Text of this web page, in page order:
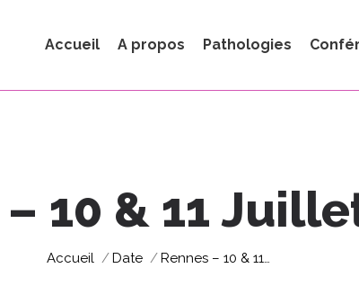
Accueil A propos Pathologies
10 & 11
Vous êtes ici :
Accueil Date Rennes – 10 & 11…